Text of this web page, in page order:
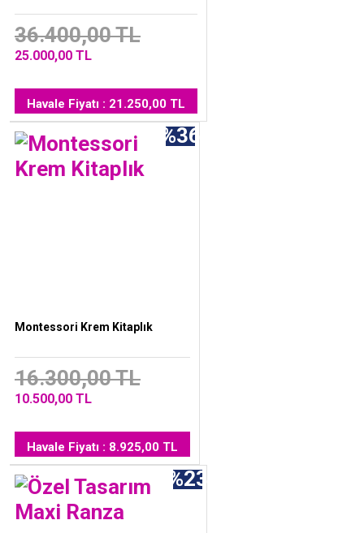
36.400,00 TL
25.000,00 TL
Havale Fiyatı : 21.250,00 TL
%36
Montessori Krem Kitaplık
16.300,00 TL
10.500,00 TL
Havale Fiyatı : 8.925,00 TL
%23